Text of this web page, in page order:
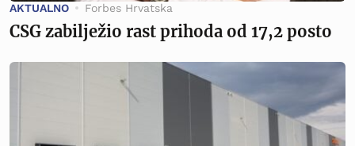
AKTUALNO Forbes Hrvatska
CSG zabilježio rast prihoda od 17,2 posto